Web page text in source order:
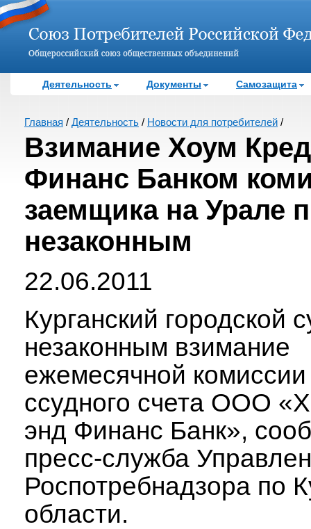
Деятельность Документы Самозащита
Главная / Деятельность / Новости для потребителей /
Взимание Хоум
Финанс Банком
заемщика на Урале
незаконным
22.06.2011
Курганский городской
незаконным взимание
ежемесячной
ссудного счета ООО
энд Финанс Банк»,
пресс-служба
Роспотребнадзора по
области.